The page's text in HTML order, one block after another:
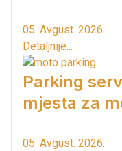
05. Avgust. 2026.
Detaljnije...
Parking
mjesta za
05. Avgust. 2026.